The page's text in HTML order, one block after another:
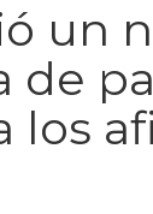
un
de
los